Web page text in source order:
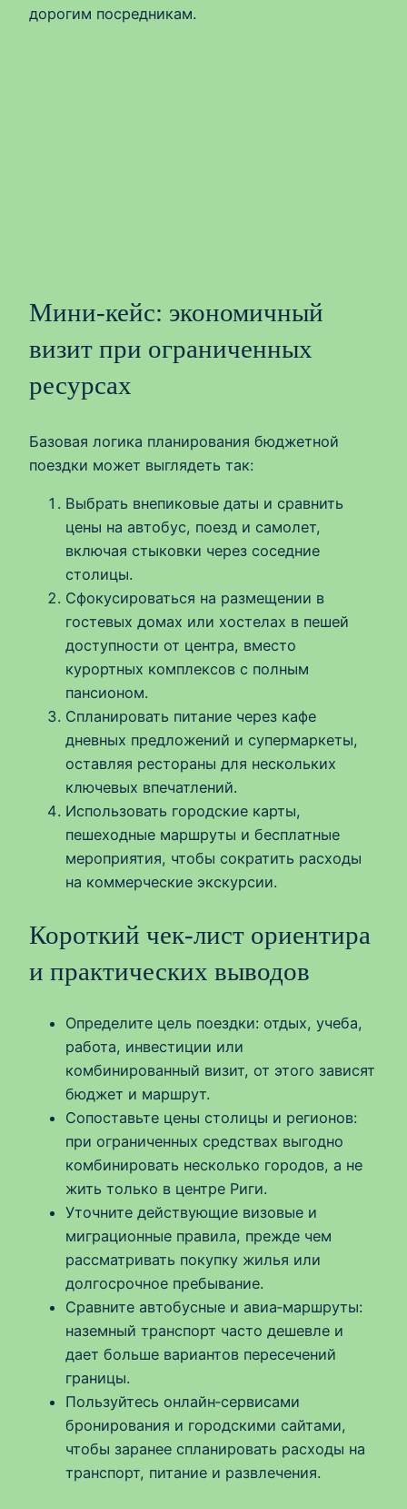
дорогим посредникам.
Мини‑кейс: экономичный
визит при ограниченных
ресурсах
Базовая логика планирования бюджетной
поездки может выглядеть так:
Выбрать внепиковые даты и сравнить
цены на автобус, поезд и самолет,
включая стыковки через соседние
столицы.
Сфокусироваться на размещении в
гостевых домах или хостелах в пешей
доступности от центра, вместо
курортных комплексов с полным
пансионом.
Спланировать питание через кафе
дневных предложений и супермаркеты,
оставляя рестораны для нескольких
ключевых впечатлений.
Использовать городские карты,
пешеходные маршруты и бесплатные
мероприятия, чтобы сократить расходы
на коммерческие экскурсии.
Короткий чек‑лист ориентира
и практических выводов
Определите цель поездки: отдых, учеба,
работа, инвестиции или
комбинированный визит, от этого зависят
бюджет и маршрут.
Сопоставьте цены столицы и регионов:
при ограниченных средствах выгодно
комбинировать несколько городов, а не
жить только в центре Риги.
Уточните действующие визовые и
миграционные правила, прежде чем
рассматривать покупку жилья или
долгосрочное пребывание.
Сравните автобусные и авиа‑маршруты:
наземный транспорт часто дешевле и
дает больше вариантов пересечений
границы.
Пользуйтесь онлайн‑сервисами
бронирования и городскими сайтами,
чтобы заранее спланировать расходы на
транспорт, питание и развлечения.